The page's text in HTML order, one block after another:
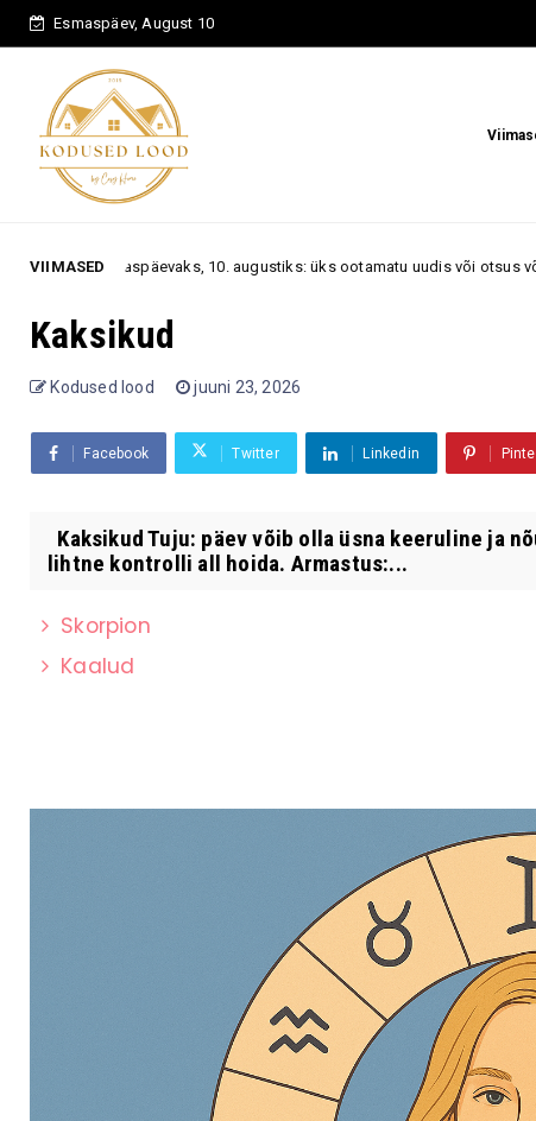
Esmaspäev, August 10
VIIMASED
esmaspäevaks, 10. augustiks: üks ootamatu uudis või otsus võib
Kaksikud
Kodused lood juuni 23, 2026
Facebook Twitter Linkedin
Kaksikud Tuju: päev võib olla üsna keeruline ja
lihtne kontrolli all hoida. Armastus:...
Skorpion
Kaalud